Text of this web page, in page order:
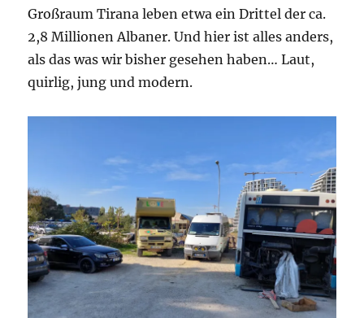
Großraum Tirana leben etwa ein Drittel der ca.
2,8 Millionen Albaner. Und hier ist alles anders,
als das was wir bisher gesehen haben… Laut,
quirlig, jung und modern.